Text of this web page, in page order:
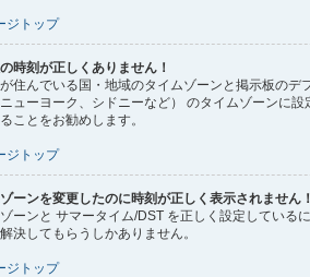
ジトップ
時刻が正しくありません！
住んでいる国・地域のタイムゾーンと掲示板の
ューヨーク、シドニーなど） のタイムゾーンに
ことをお勧めします。
ジトップ
ーンを変更したのに時刻が正しく表示されません！
ーンと サマータイム/DST を正しく設定している
決してもらうしかありません。
ジトップ